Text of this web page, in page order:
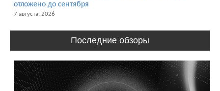
отложено до сентября
7 августа, 2026
Последние обзоры